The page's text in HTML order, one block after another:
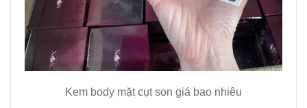
Kem body mặt cụt son giá bao nhiêu